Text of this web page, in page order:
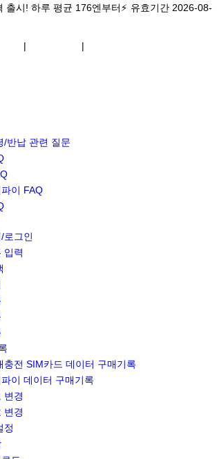
출시! 하루 평균 176엔부터⚡ 유효기간 2026-08-
/반납 관련 질문
이 FAQ
로그인
입력
충전 SIM카드 데이터 구매기록
이 데이터 구매기록
변경
변경
정
일본 3대 현지망 모두 플랜 완비! 유효기간
출시! 하루 평균 176엔부터⚡ 유효기간 2026-08-
| |
여
이
와이파이
eSIM
설명서
이터 구매
이 구매
아 DATA
DATA
설명서